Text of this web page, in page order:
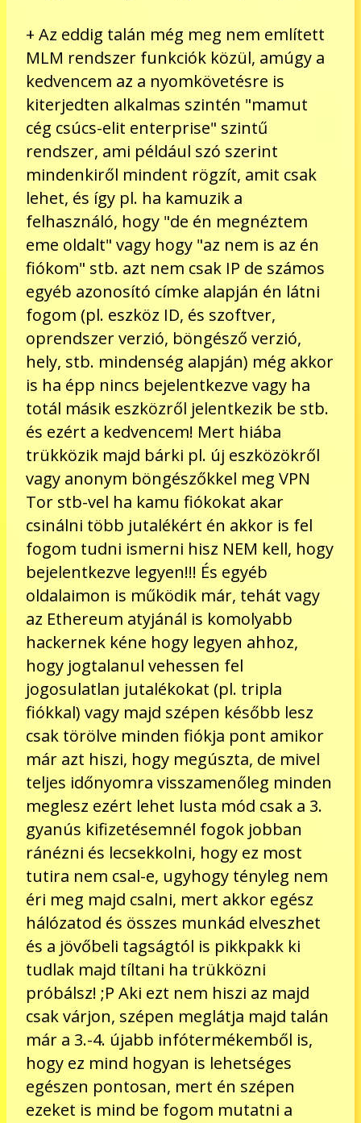
+ Az eddig talán még meg nem említett
MLM rendszer funkciók közül, amúgy a
kedvencem az a nyomkövetésre is
kiterjedten alkalmas szintén "mamut
cég csúcs-elit enterprise" szintű
rendszer, ami például szó szerint
mindenkiről mindent rögzít, amit csak
lehet, és így pl. ha kamuzik a
felhasználó, hogy "de én megnéztem
eme oldalt" vagy hogy "az nem is az én
fiókom" stb. azt nem csak IP de számos
egyéb azonosító címke alapján én látni
fogom (pl. eszköz ID, és szoftver,
oprendszer verzió, böngésző verzió,
hely, stb. mindenség alapján) még akkor
is ha épp nincs bejelentkezve vagy ha
totál másik eszközről jelentkezik be stb.
és ezért a kedvencem! Mert hiába
trükközik majd bárki pl. új eszközökről
vagy anonym böngészőkkel meg VPN
Tor stb-vel ha kamu fiókokat akar
csinálni több jutalékért én akkor is fel
fogom tudni ismerni hisz NEM kell, hogy
bejelentkezve legyen!!! És egyéb
oldalaimon is működik már, tehát vagy
az Ethereum atyjánál is komolyabb
hackernek kéne hogy legyen ahhoz,
hogy jogtalanul vehessen fel
jogosulatlan jutalékokat (pl. tripla
fiókkal) vagy majd szépen később lesz
csak törölve minden fiókja pont amikor
már azt hiszi, hogy megúszta, de mivel
teljes időnyomra visszamenőleg minden
meglesz ezért lehet lusta mód csak a 3.
gyanús kifizetésemnél fogok jobban
ránézni és lecsekkolni, hogy ez most
tutira nem csal-e, ugyhogy tényleg nem
éri meg majd csalni, mert akkor egész
hálózatod és összes munkád elveszhet
és a jövőbeli tagságtól is pikkpakk ki
tudlak majd tíltani ha trükközni
próbálsz! ;P Aki ezt nem hiszi az majd
csak várjon, szépen meglátja majd talán
már a 3.-4. újabb infótermékemből is,
hogy ez mind hogyan is lehetséges
egészen pontosan, mert én szépen
ezeket is mind be fogom mutatni a